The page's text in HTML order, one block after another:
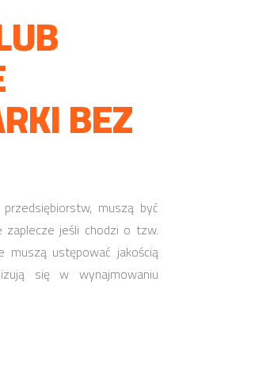
BEZ
muszą być
zaplecze jeśli chodzi o tzw.
muszą ustępować jakością
się w wynajmowaniu